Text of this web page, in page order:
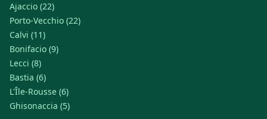
Ajaccio (22)
Porto-Vecchio (22)
Calvi (11)
Bonifacio (9)
Lecci (8)
Bastia (6)
L'Île-Rousse (6)
Ghisonaccia (5)